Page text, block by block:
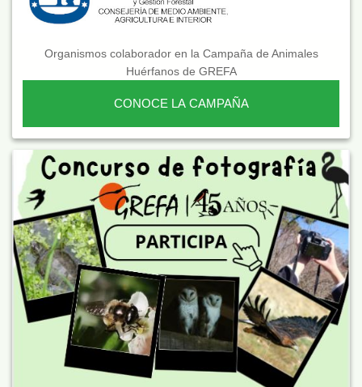
Organismos colaborador en la Campaña de Animales
Huérfanos de GREFA
CONOCE LA CAMPAÑA